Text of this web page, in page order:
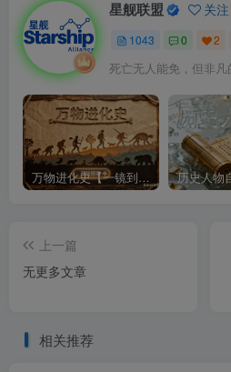
星舰联盟 关注
1043 0 2
万物进化史【一镜到底】
上一篇
无更多文章
相关推荐